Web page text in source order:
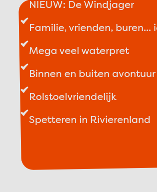
NIEUW: De Windjager
Familie, vrienden, buren...
Mega veel waterpret
Binnen en buiten avontuur
Rolstoelvriendelijk
Spetteren in Rivierenland